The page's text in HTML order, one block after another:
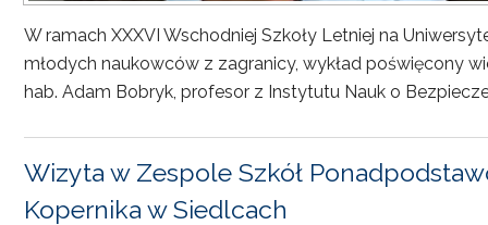
W ramach XXXVI Wschodniej Szkoły Letniej na
młodych naukowców z zagranicy, wykład poświęcony
hab. Adam Bobryk, profesor z Instytutu Nauk o
Wizyta w Zespole Szkół
Kopernika w Siedlcach